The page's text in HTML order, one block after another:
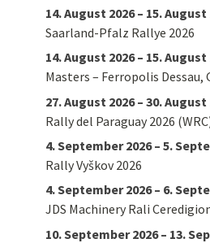
14. August 2026 – 15. August
Saarland-Pfalz Rallye 2026
14. August 2026 – 15. August
Masters – Ferropolis Dessau,
27. August 2026 – 30. August
Rally del Paraguay 2026
4. September 2026 – 5.
Rally Vyškov 2026
4. September 2026 – 6.
JDS Machinery Rali
10. September 2026 – 13.